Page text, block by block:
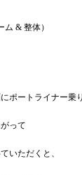
ム & 整体）
ポートライナー乗
って
いただくと、